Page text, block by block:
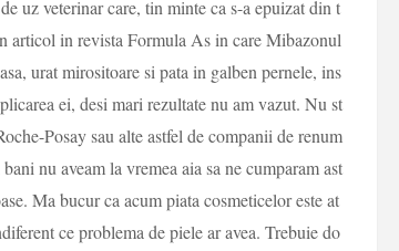
uz veterinar care, tin minte ca s-a epuizat din t
articol in revista Formula As in care Mibazonul
urat mirositoare si pata in galben pernele, ins
ei, desi mari rezultate nu am vazut. Nu st
Posay sau alte astfel de companii de renum
nu aveam la vremea aia sa ne cumparam ast
Ma bucur ca acum piata cosmeticelor este at
ce problema de piele ar avea. Trebuie do